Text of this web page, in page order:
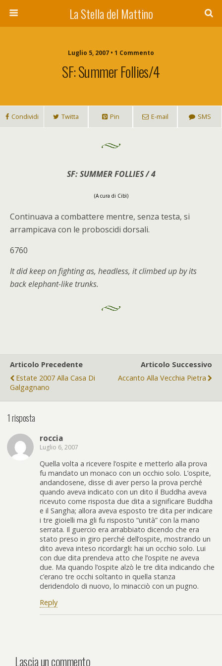
La Stella del Mattino
Luglio 5, 2007 • 1 Commento
SF: Summer Follies/4
Condividi Twitta Pin E-mail SMS
SF: SUMMER FOLLIES / 4
(A cura di Cibì)
Continuava a combattere mentre, senza testa, si
arrampicava con le proboscidi dorsali.
6760
It did keep on fighting as, headless, it climbed up by its
back elephant-like trunks.
Articolo Precedente
Estate 2007 Alla Casa Di
Galgagnano
Articolo Successivo
Accanto Alla Vecchia Pietra
1 risposta
roccia
Luglio 6, 2007
Quella volta a ricevere l’ospite e metterlo alla prova
fu mandato un monaco con un occhio solo. L’ospite,
andandosene, disse di aver perso la prova perché
quando aveva indicato con un dito il Buddha aveva
ricevuto come risposta due dita a significare Buddha
e il Sangha; allora aveva esposto tre dita per indicare
i tre gioielli ma gli fu risposto “unità” con la mano
serrata. Il guercio era arrabbiato dicendo che era
stato preso in giro perché dell’ospite, mostrando un
dito aveva inteso ricordargli: hai un occhio solo. Lui
con due dita prendeva atto che l’ospite ne aveva
due. Ma quando l’ospite alzò le tre dita indicando che
c’erano tre occhi soltanto in quella stanza
deridendolo di nuovo, lo minacciò con un pugno.
Reply
Lascia un commento